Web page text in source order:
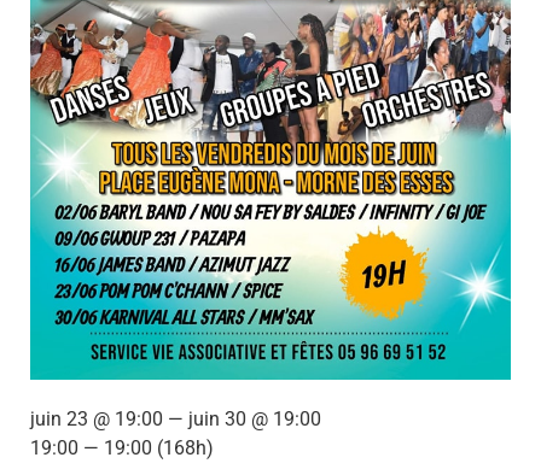
juin 23 @ 19:00 — juin 30 @ 19:00
19:00 — 19:00 (168h)